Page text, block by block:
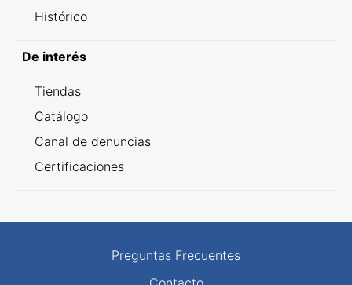
Histórico
De interés
Tiendas
Catálogo
Canal de denuncias
Certificaciones
Preguntas Frecuentes